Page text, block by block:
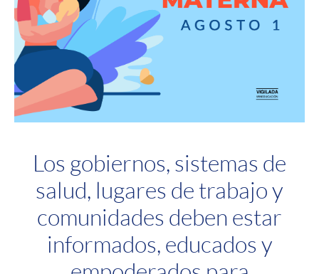
Los gobiernos, sistemas de
salud, lugares de trabajo y
comunidades deben estar
informados, educados y